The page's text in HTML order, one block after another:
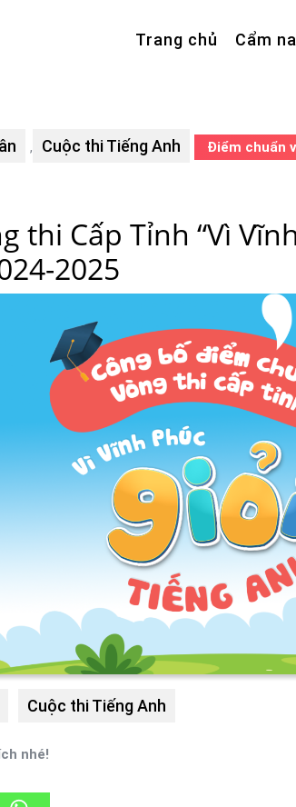
Trang chủ Cẩm
, Cuộc thi Tiếng Anh
Điểm chuẩn
thi Cấp Tỉnh “Vì
2025
Cuộc thi Tiếng Anh
nhé!